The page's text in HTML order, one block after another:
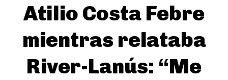
Atilio Costa Febre
mientras relataba
River-Lanús: “Me